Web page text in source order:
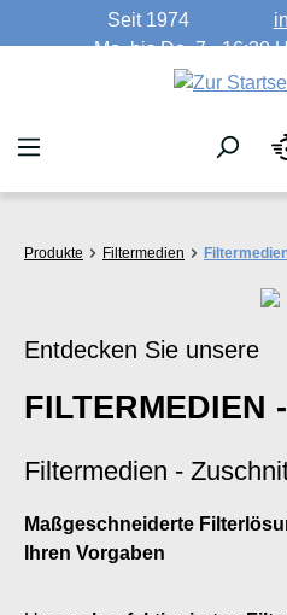
Zum Hauptinhalt springen
Seit 1974
Mo. bis Do. 7 - 16:30
Produkte Filtermedien
Entdecken Sie unsere
FILTERMEDIEN
Filtermedien -
Maßgeschneiderte
Ihren Vorgaben